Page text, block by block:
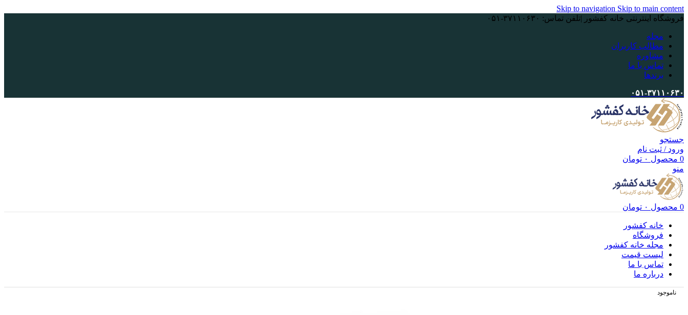
Skip to navigation Skip to main content
فروشگاه اینترنتی خانه کفشور |تلفن تماس: ۳۷۱۱۰۶۳۰-۰۵۱
مجله
مطالب کاربران
مشاوره
تماس با ما
برندها
۰۵۱-۳۷۱۱۰۶۳۰
جستجو
ورود / ثبت نام
0 محصول ۰ تومان
منو
0 محصول ۰ تومان
خانه کفشور
فروشگاه
مجله خانه کفشور
لیست قیمت
تماس با ما
درباره ما
ناموجود